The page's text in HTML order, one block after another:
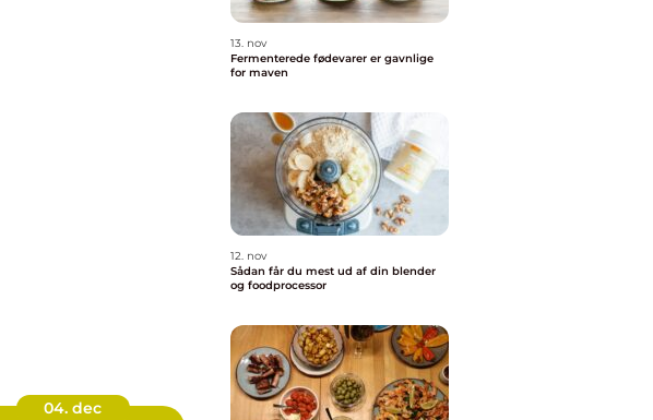
04. dec
13. nov
Fermenterede fødevarer er gavnlige
for maven
12. nov
Sådan får du mest ud af din blender
og foodprocessor